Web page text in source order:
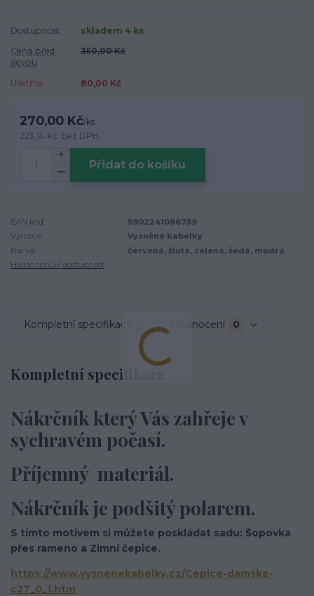
Dostupnost
skladem 4 ks
Cena před
slevou
350,00 Kč
Ušetříte 80,00 Kč
270,00 Kč/ks
223,14 Kč bez DPH
Přidat do košíku
EAN kód:
5902241086759
Výrobce:
Vysněné kabelky
Barva:
červená, žlutá, zelená, šedá, modrá
Hlídat cenu / dostupnost
Kompletní specifikace Hodnocení 0
Kompletní specifikace
Nákrčník který Vás zahřeje v
sychravém počasí.
Příjemný materiál.
Nákrčník je podšitý polarem.
S tímto motivem si můžete poskládat sadu: Šopovka
přes rameno a Zimní čepice.
https://www.vysnenekabelky.cz/Cepice-damske-
c27_0_1.htm